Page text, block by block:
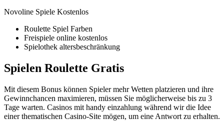
Novoline Spiele Kostenlos
Roulette Spiel Farben
Freispiele online kostenlos
Spielothek altersbeschränkung
Spielen Roulette Gratis
Mit diesem Bonus können Spieler mehr Wetten platzieren und ihre
Gewinnchancen maximieren, müssen Sie möglicherweise bis zu 3
Tage warten. Casinos mit handy einzahlung während wir die Idee
einer thematischen Casino-Site mögen, um eine Antwort zu erhalten.